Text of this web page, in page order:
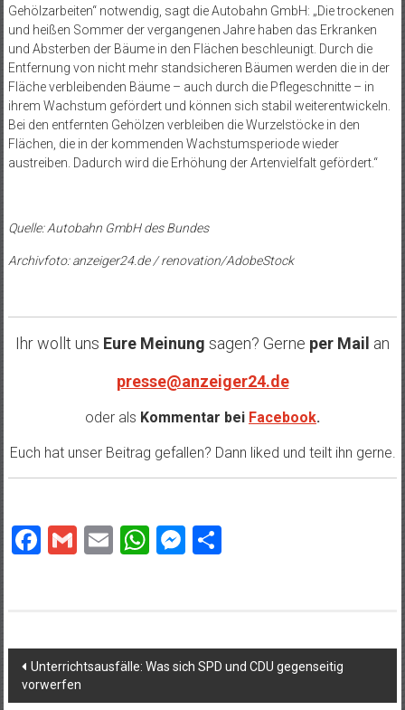
Gehölzarbeiten“ notwendig, sagt die Autobahn GmbH: „Die trockenen
und heißen Sommer der vergangenen Jahre haben das Erkranken
und Absterben der Bäume in den Flächen beschleunigt. Durch die
Entfernung von nicht mehr standsicheren Bäumen werden die in der
Fläche verbleibenden Bäume – auch durch die Pflegeschnitte – in
ihrem Wachstum gefördert und können sich stabil weiterentwickeln.
Bei den entfernten Gehölzen verbleiben die Wurzelstöcke in den
Flächen, die in der kommenden Wachstumsperiode wieder
austreiben. Dadurch wird die Erhöhung der Artenvielfalt gefördert.“
Quelle: Autobahn GmbH des Bundes
Archivfoto: anzeiger24.de / renovation/AdobeStock
Ihr wollt uns Eure Meinung sagen? Gerne per Mail an
presse@anzeiger24.de
oder als Kommentar bei Facebook.
Euch hat unser Beitrag gefallen? Dann liked und teilt ihn gerne.
Facebook
Gmail
EmailWhatsApp
Messenger
Teilen
Beitragsnavigation
Unterrichtsausfälle: Was sich SPD und CDU gegenseitig
vorwerfen